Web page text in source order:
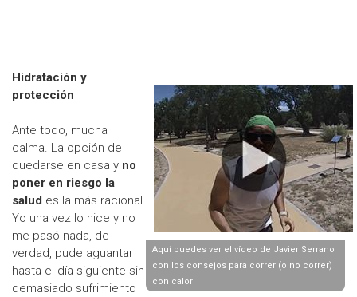
Aquí puedes ver el vídeo de Javier Serrano
con los consejos para correr (o no correr)
con calor
Hidratación y
protección
Ante todo, mucha
calma. La opción de
quedarse en casa y no
poner en riesgo la
salud es la más racional.
Yo una vez lo hice y no
me pasó nada, de
verdad, pude aguantar
hasta el día siguiente sin
demasiado sufrimiento